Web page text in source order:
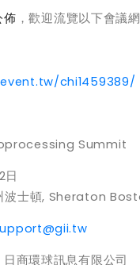
佈 ，歡迎流覽以下會議
chi1459389/
Summit
日
波士頓, Sheraton
商環球訊息有限公司